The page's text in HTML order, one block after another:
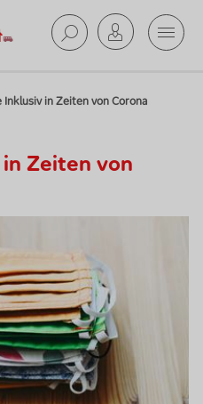
Inklusiv in Zeiten von Corona
Zeiten von